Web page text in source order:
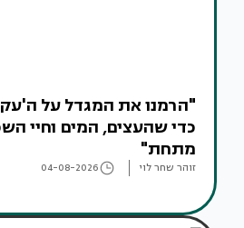
"הרמנו את המגדל על
כדי שהעצים, המים וחיי
מתחת"
זוהר שחר לוי 04-08-2026